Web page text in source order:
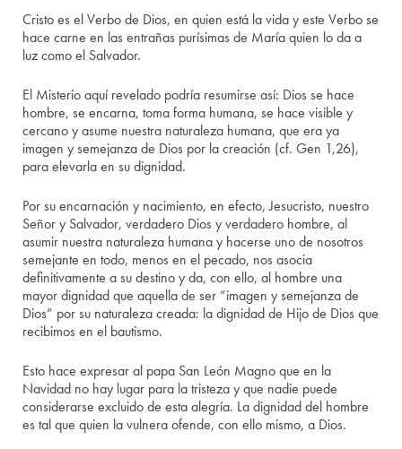
Cristo es el Verbo de Dios, en quien está la vida y este Verbo se
hace carne en las entrañas purísimas de María quien lo da a
luz como el Salvador.
El Misterio aquí revelado podría resumirse así: Dios se hace
hombre, se encarna, toma forma humana, se hace visible y
cercano y asume nuestra naturaleza humana, que era ya
imagen y semejanza de Dios por la creación (cf. Gen 1,26),
para elevarla en su dignidad.
Por su encarnación y nacimiento, en efecto, Jesucristo, nuestro
Señor y Salvador, verdadero Dios y verdadero hombre, al
asumir nuestra naturaleza humana y hacerse uno de nosotros
semejante en todo, menos en el pecado, nos asocia
definitivamente a su destino y da, con ello, al hombre una
mayor dignidad que aquella de ser “imagen y semejanza de
Dios” por su naturaleza creada: la dignidad de Hijo de Dios que
recibimos en el bautismo.
Esto hace expresar al papa San León Magno que en la
Navidad no hay lugar para la tristeza y que nadie puede
considerarse excluido de esta alegría. La dignidad del hombre
es tal que quien la vulnera ofende, con ello mismo, a Dios.